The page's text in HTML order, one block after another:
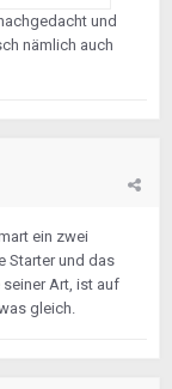
und
nämlich auch
ein zwei
Starter und das
Art, ist auf
gleich.